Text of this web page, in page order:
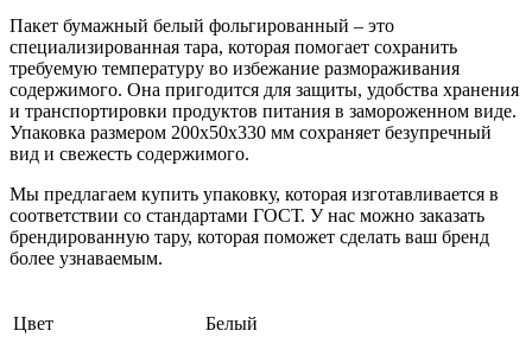
Пакет бумажный белый фольгированный – это
специализированная тара, которая помогает сохранить
требуемую температуру во избежание размораживания
содержимого. Она пригодится для защиты, удобства хранения
и транспортировки продуктов питания в замороженном виде.
Упаковка размером 200х50х330 мм сохраняет безупречный
вид и свежесть содержимого.
Мы предлагаем купить упаковку, которая изготавливается в
соответствии со стандартами ГОСТ. У нас можно заказать
брендированную тару, которая поможет сделать ваш бренд
более узнаваемым.
Цвет
Белый